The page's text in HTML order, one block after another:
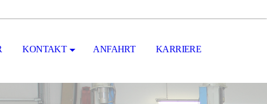
KONTAKT ANFAHRT KARRIERE